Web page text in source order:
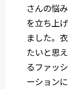
さんの悩
を立ち上
ました。
たいと思
るファッ
ーション